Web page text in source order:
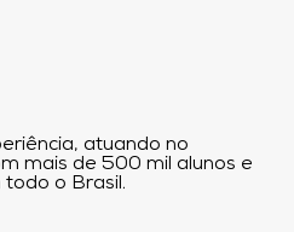
atuando no
mais de 500 mil alunos e
o Brasil.